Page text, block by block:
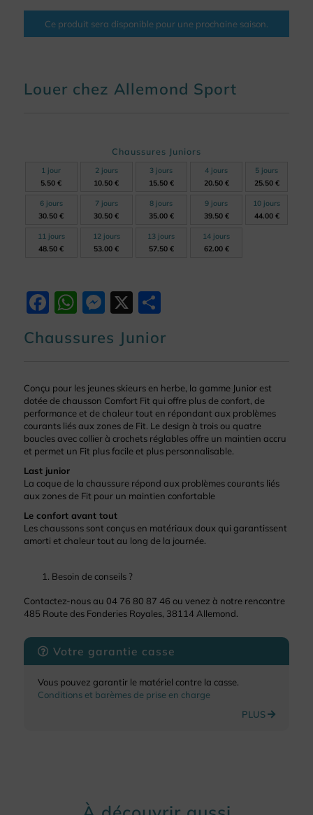
Ce produit sera disponible pour une prochaine saison.
Louer chez Allemond Sport
Chaussures Juniors
1 jour
5.50 €
2 jours
10.50 €
3 jours
15.50 €
4 jours
20.50 €
5 jours
25.50 €
6 jours
30.50 €
7 jours
30.50 €
8 jours
35.00 €
9 jours
39.50 €
10 jours
44.00 €
11 jours
48.50 €
12 jours
53.00 €
13 jours
57.50 €
14 jours
62.00 €
Facebook
WhatsApp
Messenger
X
Chaussures Junior
Conçu pour les jeunes skieurs en herbe, la gamme Junior est
dotée de chausson Comfort Fit qui offre plus de confort, de
performance et de chaleur tout en répondant aux problèmes
courants liés aux zones de Fit. Le design à trois ou quatre
boucles avec collier à crochets réglables offre un maintien accru
et permet un Fit plus facile et plus personnalisable.
Last junior
La coque de la chaussure répond aux problèmes courants liés
aux zones de Fit pour un maintien confortable
Le confort avant tout
Les chaussons sont conçus en matériaux doux qui garantissent
amorti et chaleur tout au long de la journée.
Besoin de conseils ?
Contactez-nous au 04 76 80 87 46 ou venez à notre rencontre
485 Route des Fonderies Royales, 38114 Allemond.
Votre garantie casse
Vous pouvez garantir le matériel contre la casse.
Conditions et barèmes de prise en charge
PLUS